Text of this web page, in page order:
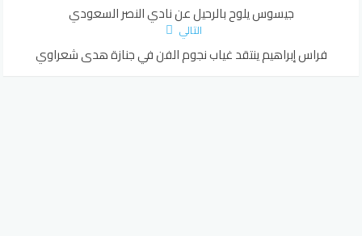
جيسوس يلوح بالرحيل عن نادي النصر السعودي
التالي
فراس إبراهيم ينتقد غياب نجوم الفن في جنازة هدى شعراوي